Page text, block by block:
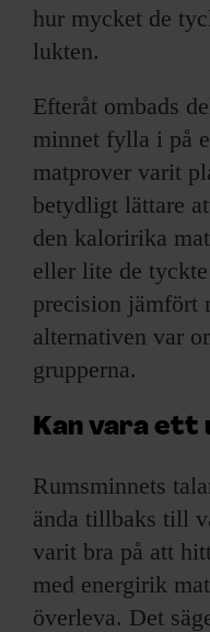
hur mycket de
lukten.
Efteråt ombads
minnet fylla i på
matprover varit
betydligt lättare
den kaloririka
eller lite de
precision jämfört
alternativen var
grupperna.
Kan vara
Rumsminnets
ända tillbaks till
varit bra på att
med energirik
överleva. Det